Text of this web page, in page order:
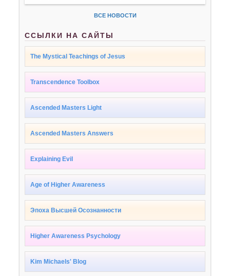
ВСЕ НОВОСТИ
ССЫЛКИ НА САЙТЫ
The Mystical Teachings of Jesus
Transcendence Toolbox
Ascended Masters Light
Ascended Masters Answers
Explaining Evil
Age of Higher Awareness
Эпоха Высшей Осознанности
Higher Awareness Psychology
Kim Michaels' Blog